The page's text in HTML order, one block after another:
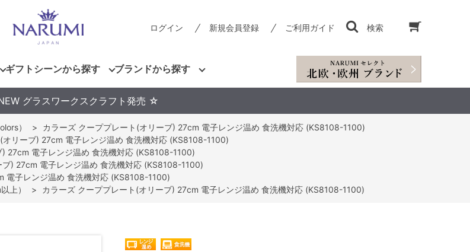
ログイン 新規会員登録 ご利用ガイド 検索
ギフトシーンから探す ブランドから探す
グラスワークスクラフト発売 ☆
） >
カラーズ クーププレート(オリーブ) 27cm 電子レンジ温め 食洗機対応 (KS8108-1100)
オリーブ) 27cm 電子レンジ温め 食洗機対応 (KS8108-1100)
27cm 電子レンジ温め 食洗機対応 (KS8108-1100)
) 27cm 電子レンジ温め 食洗機対応 (KS8108-1100)
電子レンジ温め 食洗機対応 (KS8108-1100)
上） > カラーズ クーププレート(オリーブ) 27cm 電子レンジ温め 食洗機対応 (KS8108-1100)